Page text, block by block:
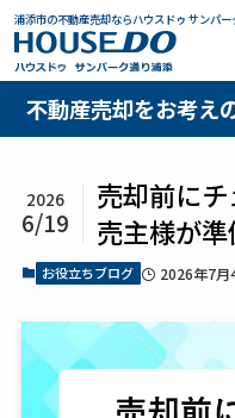
浦添市の不動産売却ならハウスドゥ サンパー
不動産売却をお考え
売却前に
売主様が
2026
6/19
お役立ちブログ 2026年7月